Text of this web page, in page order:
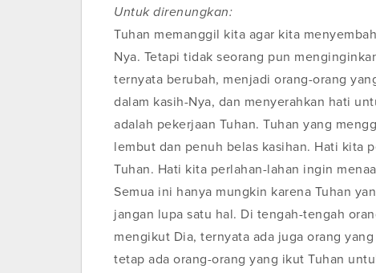
Untuk direnungkan:
Tuhan memanggil kita agar kita
Nya. Tetapi tidak seorang pun
ternyata berubah, menjadi orang-orang
dalam kasih-Nya, dan menyerahkan hati
adalah pekerjaan Tuhan. Tuhan yang
lembut dan penuh belas kasihan. Hati kita
Tuhan. Hati kita perlahan-lahan ingin
Semua ini hanya mungkin karena Tuhan
jangan lupa satu hal. Di tengah-tengah
mengikut Dia, ternyata ada juga orang
tetap ada orang-orang yang ikut Tuhan